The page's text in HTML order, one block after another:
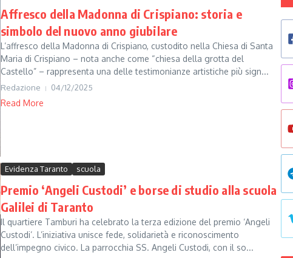
Affresco della Madonna di Crispiano: storia e
simbolo del nuovo anno giubilare
L’affresco della Madonna di Crispiano, custodito nella Chiesa di Santa
Maria di Crispiano – nota anche come “chiesa della grotta del
Castello” – rappresenta una delle testimonianze artistiche più sign...
Redazione 04/12/2025
Read More
Evidenza Taranto scuola
Premio ‘Angeli Custodi’ e borse di studio alla scuola
Galilei di Taranto
Il quartiere Tamburi ha celebrato la terza edizione del premio ‘Angeli
Custodi’. L’iniziativa unisce fede, solidarietà e riconoscimento
dell’impegno civico. La parrocchia SS. Angeli Custodi, con il so...